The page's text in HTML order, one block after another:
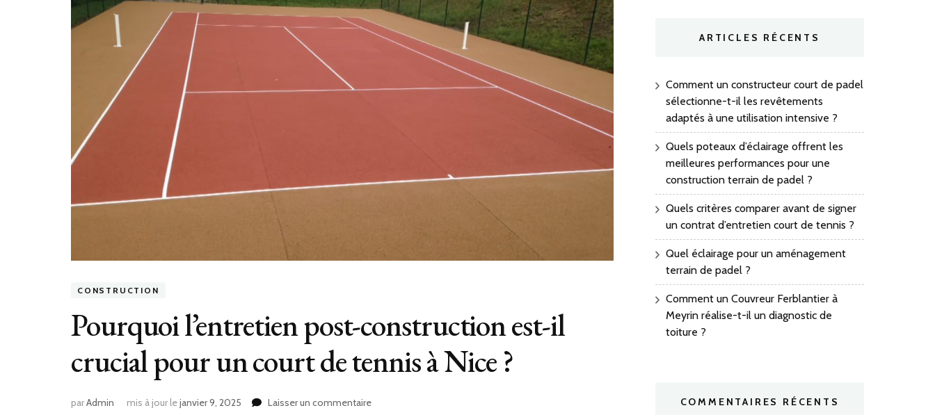
CONSTRUCTION
Pourquoi l’entretien post-construction est-il
crucial pour un court de tennis à Nice ?
parAdmin mis à jour lejanvier 9, 2025 Laisser un commentairesur
ARTICLES RÉCENTS
Comment un constructeur court de padel
sélectionne-t-il les revêtements
adaptés à une utilisation intensive ?
Quels poteaux d’éclairage offrent les
meilleures performances pour une
construction terrain de padel ?
Quels critères comparer avant de signer
un contrat d’entretien court de tennis ?
Quel éclairage pour un aménagement
terrain de padel ?
Comment un Couvreur Ferblantier à
Meyrin réalise-t-il un diagnostic de
toiture ?
COMMENTAIRES RÉCENTS